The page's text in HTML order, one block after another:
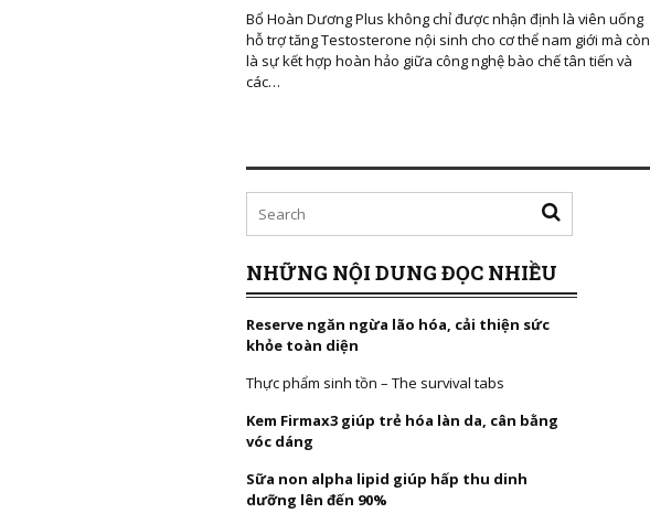
Bổ Hoàn Dương Plus không chỉ được nhận định là viên uống
hỗ trợ tăng Testosterone nội sinh cho cơ thể nam giới mà còn
là sự kết hợp hoàn hảo giữa công nghệ bào chế tân tiến và
các…
NHỮNG NỘI DUNG ĐỌC NHIỀU
Reserve ngăn ngừa lão hóa, cải thiện sức
khỏe toàn diện
Thực phẩm sinh tồn – The survival tabs
Kem Firmax3 giúp trẻ hóa làn da, cân bằng
vóc dáng
Sữa non alpha lipid giúp hấp thu dinh
dưỡng lên đến 90%